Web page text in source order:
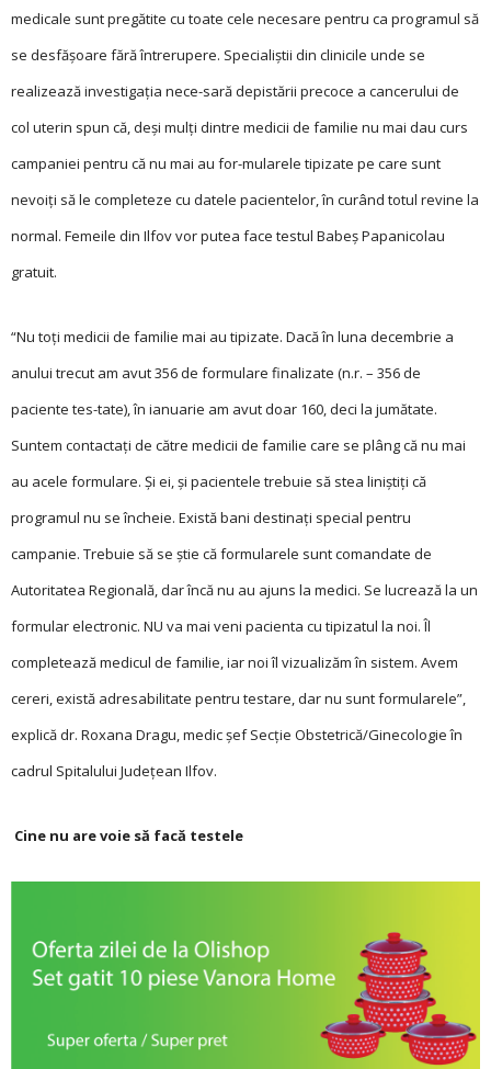
medicale sunt pregătite cu toate cele necesare pentru ca programul să
se desfăşoare fără întrerupere. Specialiştii din clinicile unde se
realizează investigaţia nece-sară depistării precoce a cancerului de
col uterin spun că, deşi mulţi dintre medicii de familie nu mai dau curs
campaniei pentru că nu mai au for-mularele tipizate pe care sunt
nevoiţi să le completeze cu datele pacientelor, în curând totul revine la
normal. Femeile din Ilfov vor putea face testul Babeş Papanicolau
gratuit.
“Nu toţi medicii de familie mai au tipizate. Dacă în luna decembrie a
anului trecut am avut 356 de formulare finalizate (n.r. – 356 de
paciente tes-tate), în ianuarie am avut doar 160, deci la jumătate.
Suntem contactaţi de către medicii de familie care se plâng că nu mai
au acele formulare. Şi ei, şi pacientele trebuie să stea liniştiţi că
programul nu se încheie. Există bani destinaţi special pentru
campanie. Trebuie să se ştie că formularele sunt comandate de
Autoritatea Regională, dar încă nu au ajuns la medici. Se lucrează la un
formular electronic. NU va mai veni pacienta cu tipizatul la noi. Îl
completează medicul de familie, iar noi îl vizualizăm în sistem. Avem
cereri, există adresabilitate pentru testare, dar nu sunt formularele”,
explică dr. Roxana Dragu, medic şef Secţie Obstetrică/Ginecologie în
cadrul Spitalului Judeţean Ilfov.
Cine nu are voie să facă testele